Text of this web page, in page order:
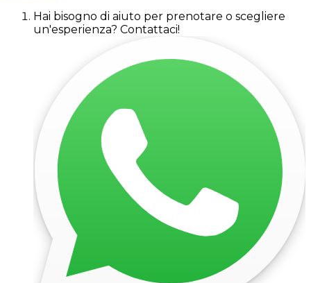
Hai bisogno di aiuto per prenotare o scegliere
un'esperienza? Contattaci!